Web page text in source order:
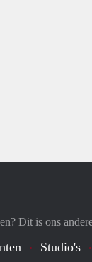
Dit is ons
Studio's